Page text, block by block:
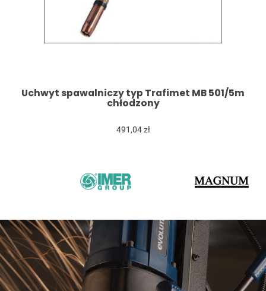
Uchwyt spawalniczy typ Trafimet MB 501/5m
chłodzony
491,04 zł